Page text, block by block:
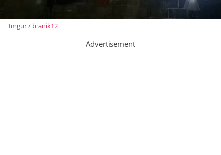
Imgur / branik12
Advertisement